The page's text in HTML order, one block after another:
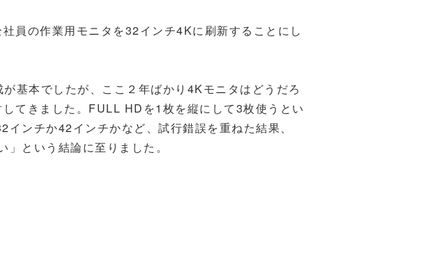
員の作業用モニタを32インチ4Kに刷新することにし
基本でしたが、ここ２年ばかり4Kモニタはどうだろ
てきました。FULL HDを1枚を縦にして3枚使うとい
ンチか42インチかなど、試行錯誤を重ねた結果、
」という結論に至りました。